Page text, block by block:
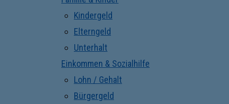
Kindergeld
Elterngeld
Unterhalt
Einkommen & Sozialhilfe
Lohn / Gehalt
Bürgergeld